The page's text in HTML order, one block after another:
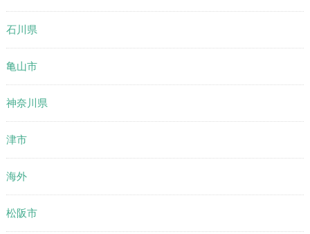
石川県
亀山市
神奈川県
津市
海外
松阪市